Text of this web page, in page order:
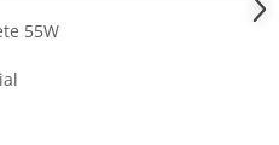
55W